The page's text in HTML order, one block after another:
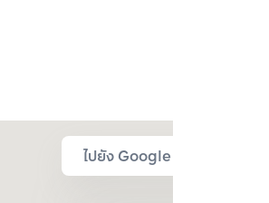
ไปยัง Google Map